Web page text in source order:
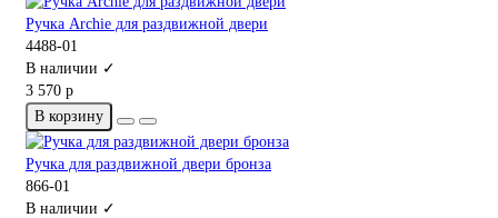
Ручка Archie для раздвижной двери
4488-01
В наличии ✓
3 570 р
В корзину
Ручка для раздвижной двери бронза
866-01
В наличии ✓